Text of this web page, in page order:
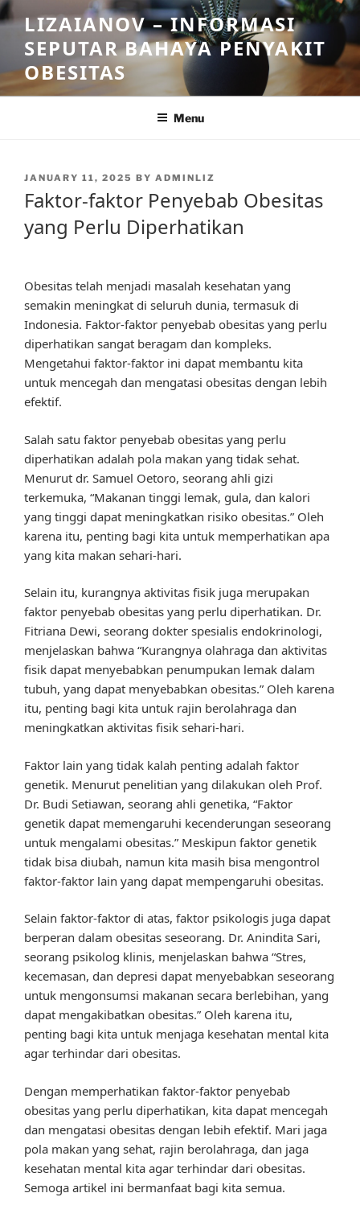
Skip
to
content
LIZAIANOV – INFORMASI
SEPUTAR BAHAYA PENYAKIT
OBESITAS
Menu
POSTED
JANUARY 11, 2025 BY ADMINLIZ
Faktor-faktor Penyebab Obesitas
yang Perlu Diperhatikan
Obesitas telah menjadi masalah kesehatan yang
semakin meningkat di seluruh dunia, termasuk di
Indonesia. Faktor-faktor penyebab obesitas yang perlu
diperhatikan sangat beragam dan kompleks.
Mengetahui faktor-faktor ini dapat membantu kita
untuk mencegah dan mengatasi obesitas dengan lebih
efektif.
Salah satu faktor penyebab obesitas yang perlu
diperhatikan adalah pola makan yang tidak sehat.
Menurut dr. Samuel Oetoro, seorang ahli gizi
terkemuka, “Makanan tinggi lemak, gula, dan kalori
yang tinggi dapat meningkatkan risiko obesitas.” Oleh
karena itu, penting bagi kita untuk memperhatikan apa
yang kita makan sehari-hari.
Selain itu, kurangnya aktivitas fisik juga merupakan
faktor penyebab obesitas yang perlu diperhatikan. Dr.
Fitriana Dewi, seorang dokter spesialis endokrinologi,
menjelaskan bahwa “Kurangnya olahraga dan aktivitas
fisik dapat menyebabkan penumpukan lemak dalam
tubuh, yang dapat menyebabkan obesitas.” Oleh karena
itu, penting bagi kita untuk rajin berolahraga dan
meningkatkan aktivitas fisik sehari-hari.
Faktor lain yang tidak kalah penting adalah faktor
genetik. Menurut penelitian yang dilakukan oleh Prof.
Dr. Budi Setiawan, seorang ahli genetika, “Faktor
genetik dapat memengaruhi kecenderungan seseorang
untuk mengalami obesitas.” Meskipun faktor genetik
tidak bisa diubah, namun kita masih bisa mengontrol
faktor-faktor lain yang dapat mempengaruhi obesitas.
Selain faktor-faktor di atas, faktor psikologis juga dapat
berperan dalam obesitas seseorang. Dr. Anindita Sari,
seorang psikolog klinis, menjelaskan bahwa “Stres,
kecemasan, dan depresi dapat menyebabkan seseorang
untuk mengonsumsi makanan secara berlebihan, yang
dapat mengakibatkan obesitas.” Oleh karena itu,
penting bagi kita untuk menjaga kesehatan mental kita
agar terhindar dari obesitas.
Dengan memperhatikan faktor-faktor penyebab
obesitas yang perlu diperhatikan, kita dapat mencegah
dan mengatasi obesitas dengan lebih efektif. Mari jaga
pola makan yang sehat, rajin berolahraga, dan jaga
kesehatan mental kita agar terhindar dari obesitas.
Semoga artikel ini bermanfaat bagi kita semua.